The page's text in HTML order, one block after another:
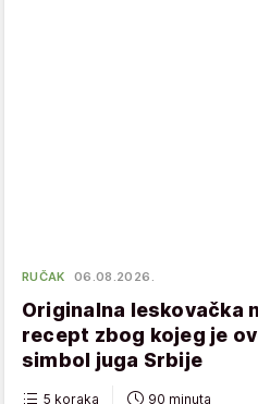
RUČAK 06.08.2026.
Originalna leskovačka
recept zbog kojeg je
simbol juga Srbije
5 koraka 90 minuta